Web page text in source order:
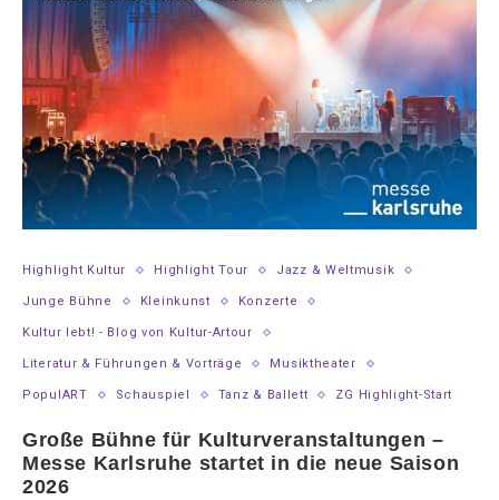
Highlight Kultur Highlight Tour Jazz & Weltmusik
Junge Bühne Kleinkunst Konzerte
Kultur lebt! - Blog von Kultur-Artour
Literatur & Führungen & Vorträge Musiktheater
PopulART Schauspiel Tanz & Ballett ZG Highlight-Start
Große Bühne für Kulturveranstaltungen –
Messe Karlsruhe startet in die neue Saison
2026